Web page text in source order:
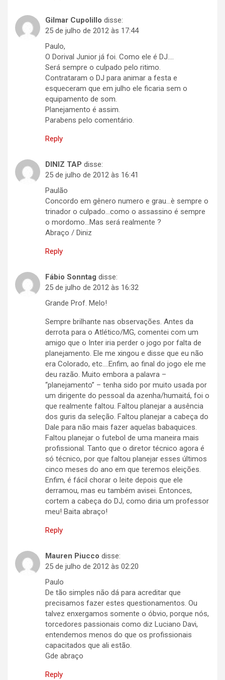
Gilmar Cupolillo disse:
25 de julho de 2012 às 17:44
Paulo,
O Dorival Junior já foi. Como ele é DJ….
Será sempre o culpado pelo ritimo.
Contrataram o DJ para animar a festa e
esqueceram que em julho ele ficaria sem o
equipamento de som.
Planejamento é assim.
Parabens pelo comentário.
Reply
DINIZ TAP disse:
25 de julho de 2012 às 16:41
Paulão
Concordo em gênero numero e grau…è sempre o
trinador o culpado…como o assassino é sempre
o mordomo…Mas será realmente ?
Abraço / Diniz
Reply
Fábio Sonntag disse:
25 de julho de 2012 às 16:32
Grande Prof. Melo!
Sempre brilhante nas observações. Antes da
derrota para o Atlético/MG, comentei com um
amigo que o Inter iria perder o jogo por falta de
planejamento. Ele me xingou e disse que eu não
era Colorado, etc….Enfim, ao final do jogo ele me
deu razão. Muito embora a palavra –
“planejamento” – tenha sido por muito usada por
um dirigente do pessoal da azenha/humaitá, foi o
que realmente faltou. Faltou planejar a ausência
dos guris da seleção. Faltou planejar a cabeça do
Dale para não mais fazer aquelas babaquices.
Faltou planejar o futebol de uma maneira mais
profissional. Tanto que o diretor técnico agora é
só técnico, por que faltou planejar esses últimos
cinco meses do ano em que teremos eleições.
Enfim, é fácil chorar o leite depois que ele
derramou, mas eu também avisei. Entonces,
cortem a cabeça do DJ, como diria um professor
meu! Baita abraço!
Reply
Mauren Piucco disse:
25 de julho de 2012 às 02:20
Paulo
De tão simples nāo dá para acreditar que
precisamos fazer estes questionamentos. Ou
talvez enxergamos somente o óbvio, porque nós,
torcedores passionais como diz Luciano Davi,
entendemos menos do que os profissionais
capacitados que ali estão.
Gde abraço
Reply